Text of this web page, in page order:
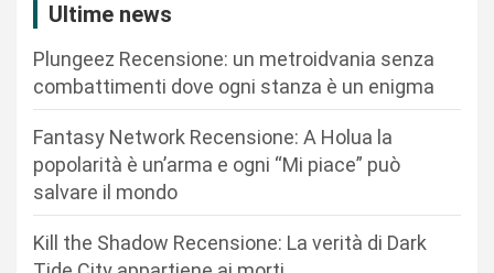
Ultime news
Plungeez Recensione: un metroidvania senza
combattimenti dove ogni stanza è un enigma
Fantasy Network Recensione: A Holua la
popolarità è un’arma e ogni “Mi piace” può
salvare il mondo
Kill the Shadow Recensione: La verità di Dark